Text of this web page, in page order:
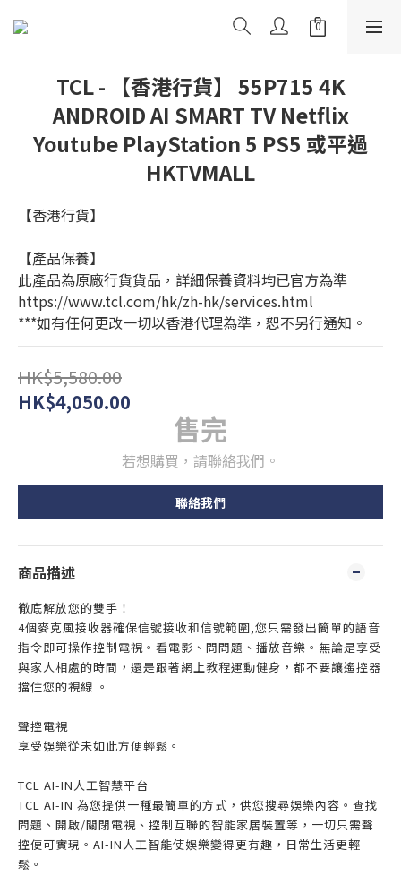
TCL - 【香港行貨】 55P715 4K
ANDROID AI SMART TV Netflix
Youtube PlayStation 5 PS5 或平過
HKTVMALL
【香港行貨】
【產品保養】
此產品為原廠行貨貨品，詳細保養資料均已官方為準
https://www.tcl.com/hk/zh-hk/services.html
***如有任何更改一切以香港代理為準，恕不另行通知。
HK$5,580.00
HK$4,050.00
售完
若想購買，請聯絡我們。
聯絡我們
商品描述
徹底解放您的雙手！
4個麥克風接收器確保信號接收和信號範圍,您只需發出簡單的語音
指令即可操作控制電視。看電影、問問題、播放音樂。無論是享受
與家人相處的時間，還是跟著網上教程運動健身，都不要讓遙控器
擋住您的視線 。
聲控電視
享受娛樂從未如此方便輕鬆。
TCL AI-IN人工智慧平台
TCL AI-IN 為您提供一種最簡單的方式，供您搜尋娛樂內容。查找
問題、開啟/關閉電視、控制互聯的智能家居裝置等，一切只需聲
控便可實現。AI-IN人工智能使娛樂變得更有趣，日常生活更輕
鬆。